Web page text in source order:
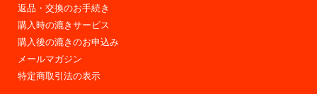
返品・交換のお手続き
購入時の漉きサービス
購入後の漉きのお申込み
メールマガジン
特定商取引法の表示